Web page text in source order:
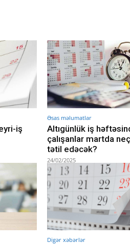
iş
Əsas məlumatlar
Altıgünlük iş
çalışanlar martda
tətil edəcək?
24/02/2025
Digər xəbərlər